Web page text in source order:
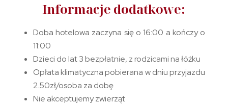
Informacje dodatkowe:
Doba hotelowa zaczyna się o 16:00 a kończy o
11:00
Dzieci do lat 3 bezpłatnie, z rodzicami na łóżku
Opłata klimatyczna pobierana w dniu przyjazdu
2.50zł/osoba za dobę
Nie akceptujemy zwierząt